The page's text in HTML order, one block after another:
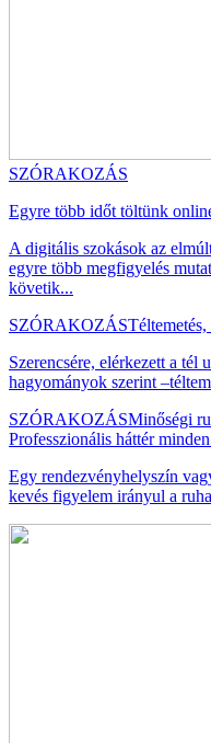
SZÓRAKOZÁS
Egyre több időt töltünk
A digitális szokások az
egyre több megfigyelés
követik...
SZÓRAKOZÁS
Szerencsére, elérkezett a tél
hagyományok szerint
SZÓRAKOZÁSMinőségi
Professzionális háttér
Egy rendezvényhelyszín
kevés figyelem irányul a